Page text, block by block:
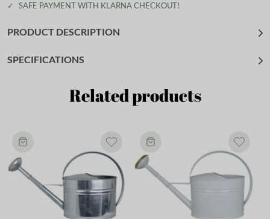
✓
SAFE PAYMENT WITH KLARNA CHECKOUT!
PRODUCT DESCRIPTION
SPECIFICATIONS
Related products